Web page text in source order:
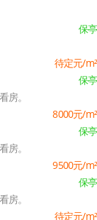
保亭
待定元/m²
保亭
房。
8000元/m²
保亭
房。
9500元/m²
保亭
房。
待定元/m²